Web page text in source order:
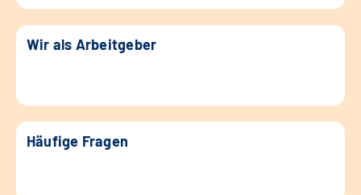
Wir als Arbeitgeber
Häufige Fragen